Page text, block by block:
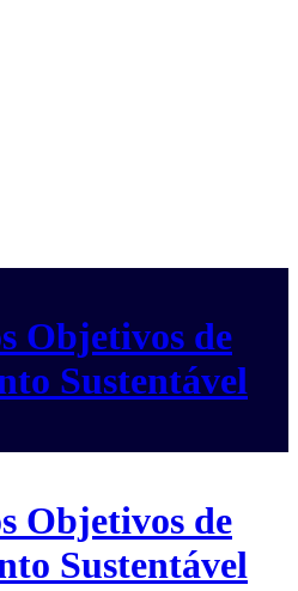
Objetivos de
Sustentável
Objetivos de
Sustentável